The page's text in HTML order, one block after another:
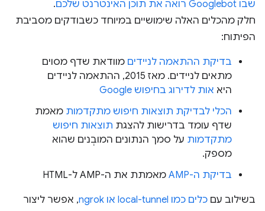
שבו Googlebot רואה את תוכן האינטרנט שלכם
.
חלק מהכלים האלה שימושיים במיוחד כשבודקים מסביבת
הפיתוח:
בדיקת ההתאמה לניידים מוודאת שדף מסוים
מתאים לניידים. מאז 2015, ההתאמה לניידים
היא אות לדירוג בחיפוש Google
הכלי לבדיקת תוצאות חיפוש מתקדמות מאמת
שדף עומד בדרישות להצגת תוצאות חיפוש
מתקדמות על סמך הנתונים המובְנים שהוא
מספק.
בדיקת ה-AMP
מאמתת את ה-AMP ל-HTML
בשילוב עם כלים כמו local-tunnel או ngrok
, אפשר ליצור